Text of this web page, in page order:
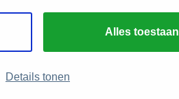
Alles toestaan
Details tonen